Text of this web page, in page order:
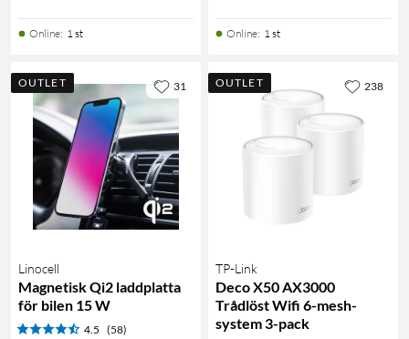
Online: 1 st Online: 1 st
OUTLET
Linocell
Magnetisk Qi2 laddplatta
för bilen 15 W
4.5 (58)
31 OUTLET
TP-Link
Deco X50 AX3000
Trådlöst Wifi 6-mesh-
system 3-pack
238